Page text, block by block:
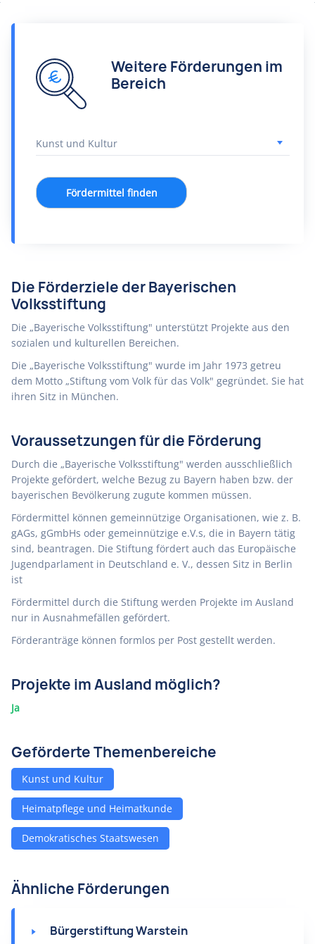
Weitere Förderungen im
Bereich
Fördermittel finden
Die Förderziele der Bayerischen
Volksstiftung
Die „Bayerische Volksstiftung" unterstützt Projekte aus den
sozialen und kulturellen Bereichen.
Die „Bayerische Volksstiftung" wurde im Jahr 1973 getreu
dem Motto „Stiftung vom Volk für das Volk" gegründet. Sie hat
ihren Sitz in München.
Voraussetzungen für die Förderung
Durch die „Bayerische Volksstiftung" werden ausschließlich
Projekte gefördert, welche Bezug zu Bayern haben bzw. der
bayerischen Bevölkerung zugute kommen müssen.
Fördermittel können gemeinnützige Organisationen, wie z. B.
gAGs, gGmbHs oder gemeinnützige e.V.s, die in Bayern tätig
sind, beantragen. Die Stiftung fördert auch das Europäische
Jugendparlament in Deutschland e. V., dessen Sitz in Berlin
ist
Fördermittel durch die Stiftung werden Projekte im Ausland
nur in Ausnahmefällen gefördert.
Förderanträge können formlos per Post gestellt werden.
Projekte im Ausland möglich?
Ja
Geförderte Themenbereiche
Kunst und Kultur
Heimatpflege und Heimatkunde
Demokratisches Staatswesen
Ähnliche Förderungen
Bürgerstiftung Warstein